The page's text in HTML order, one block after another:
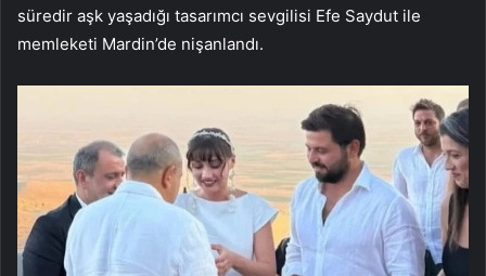
süredir aşk yaşadığı tasarımcı sevgilisi Efe Saydut ile
memleketi Mardin’de nişanlandı.